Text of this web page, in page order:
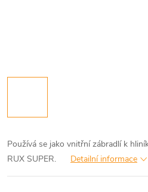
Používá se jako vnitřní zábradlí k
RUX SUPER.
Detailní informace